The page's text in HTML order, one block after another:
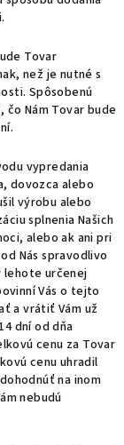
Tovar
než je nutné s
Spôsobenú
Nám Tovar bude
vypredania
dovozca alebo
výrobu alebo
splnenia Našich
alebo ak ani pri
Nás spravodlivo
lehote určenej
Vás o tejto
a vrátiť Vám už
dní od dňa
cenu za Tovar
cenu uhradil
na inom
nebudú